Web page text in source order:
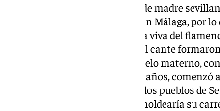
Nació el 3 de de agosto de 1932, de madre
embargo, a los 14 años ya vivía en Málaga, por
Fosforito más allá de su historia viva del
Desde su infancia, la música y el cante
gracias a la influencia de su abuelo materno,
y su entorno familiar. A los diez años,
y a recorrer ferias de ganado en los pueblos de
contacto con el arte flamenco moldearía su